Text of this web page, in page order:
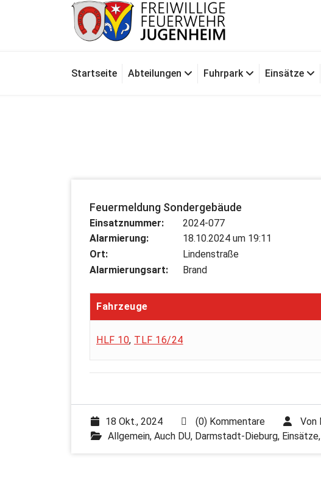
Startseite
Abteilungen Fuhrpark Einsätze
Feuermeldung Sondergebäude
Einsatznummer:
Alarmierung:
Ort:
Alarmierungsart:
2024-077
18.10.2024 um 19:11
Lindenstraße
Brand
Fahrzeuge
HLF 10, TLF 16/24
18 Okt., 2024 (0) Kommentare Von
Allgemein, Auch DU, Darmstadt-Dieburg, Einsätze,